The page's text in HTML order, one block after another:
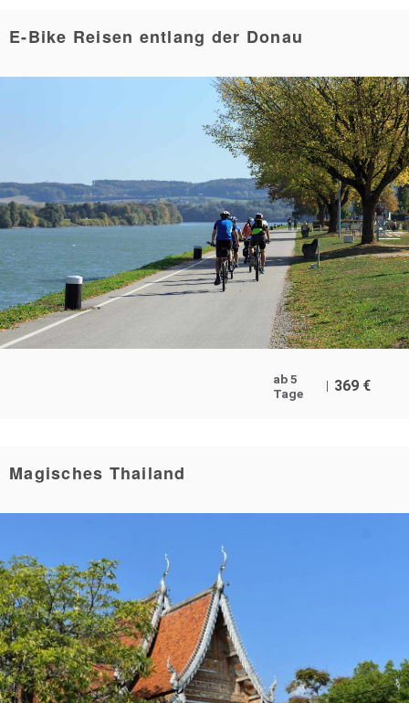
E-Bike Reisen entlang der Donau
ab 5
Tage
369 €
Magisches Thailand